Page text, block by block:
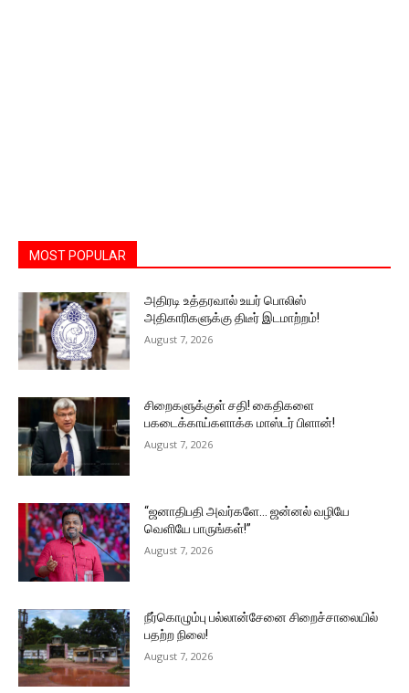
MOST POPULAR
அதிரடி உத்தரவால் உயர் பொலிஸ்
அதிகாரிகளுக்கு திடீர் இடமாற்றம்!
August 7, 2026
சிறைகளுக்குள் சதி! கைதிகளை
பகடைக்காய்களாக்க மாஸ்டர் பிளான்!
August 7, 2026
“ஜனாதிபதி அவர்களே… ஜன்னல் வழியே
வெளியே பாருங்கள்!”
August 7, 2026
நீர்கொழும்பு பல்லான்சேனை சிறைச்சாலையில்
பதற்ற நிலை!
August 7, 2026